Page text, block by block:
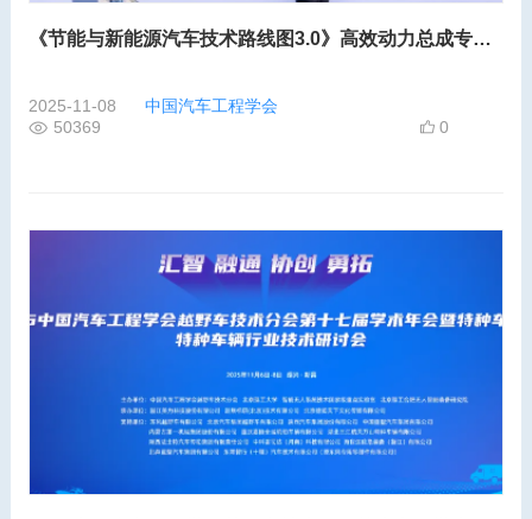
《节能与新能源汽车技术路线图3.0》高效动力总成专题权威深度解读
2025-11-08
中国汽车工程学会
50369
0